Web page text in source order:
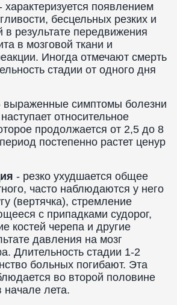
характеризуется появлением
бесцельных резких и
в результате передвижения
в мозговой ткани и
Иногда отмечают смерть
стадии от одного дня
выраженные симптомы болезни
относительное
продолжается от 2,5 до 8
постепенно растет ценур
- резко ухудшается общее
часто наблюдаются у него
(вертячка), стремление
с припадками судорог,
костей черепа и другие
давления на мозг
Длительность стадии 1-2
больных погибают. Эта
во второй половине
лета.